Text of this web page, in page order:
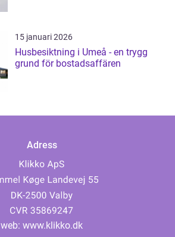
15 januari 2026
Husbesiktning i Umeå - en trygg
grund för bostadsaffären
Adress
web: www.klikko.dk